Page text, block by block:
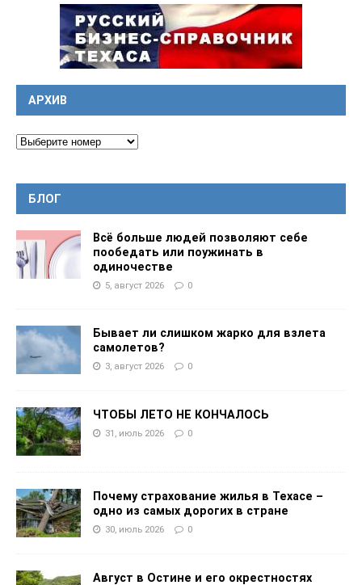
АРХИВ
БЛОГ
Всё больше людей позволяют себе
пообедать или поужинать в
одиночестве
5, август 2026 0
Бывает ли слишком жарко для взлета
самолетов?
3, август 2026 0
ЧТОБЫ ЛЕТО НЕ КОНЧАЛОСЬ
31, июль 2026 0
Почему страхование жилья в Техасе –
одно из самых дорогих в стране
30, июль 2026 0
Август в Остине и его окрестностях